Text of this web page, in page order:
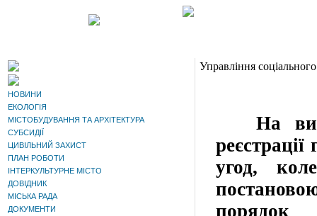
НОВИНИ
ЕКОЛОГІЯ
МІСТОБУДУВАННЯ ТА АРХІТЕКТУРА
СУБСИДІЇ
ЦИВІЛЬНИЙ ЗАХИСТ
ПЛАН РОБОТИ
ІНТЕРКУЛЬТУРНЕ МІСТО
ДОВІДНИК
МІСЬКА РАДА
ДОКУМЕНТИ
Управління
На
угод,
порядок